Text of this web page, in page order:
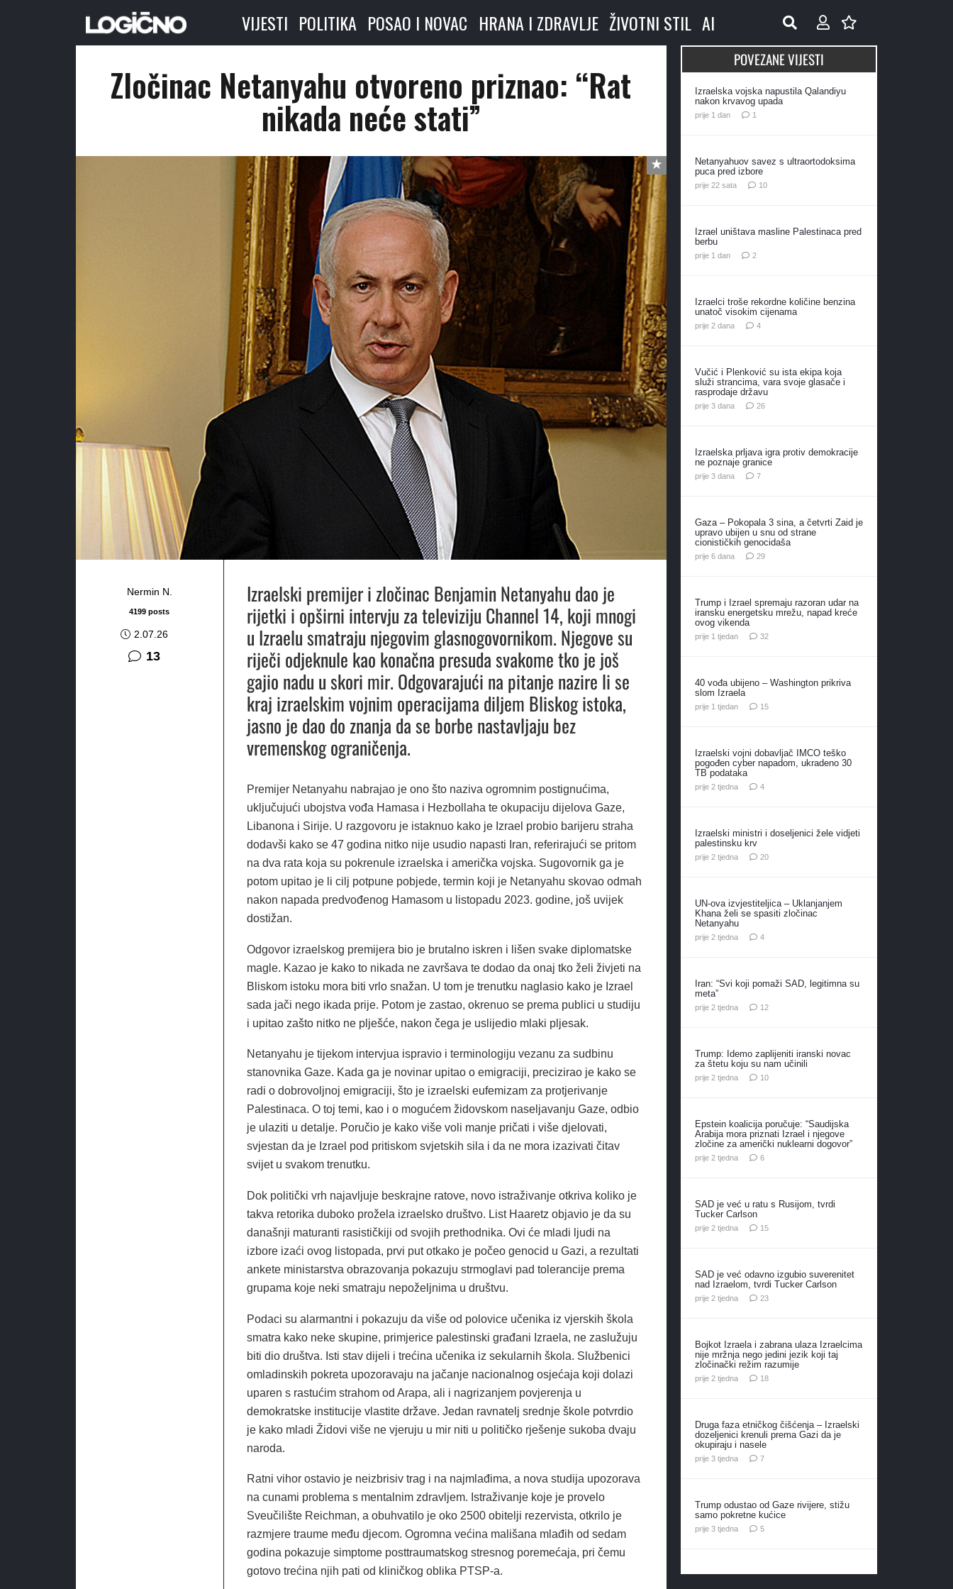
VIJESTI POLITIKA POSAO I NOVAC HRANA I ZDRAVLJE ŽIVOTNI STIL AI
Zločinac Netanyahu otvoreno priznao: “Rat
nikada neće stati”
Nermin N.
4199 posts
2.07.26
13komentara
Izraelski premijer i zločinac Benjamin Netanyahu dao je
rijetki i opširni intervju za televiziju Channel 14, koji mnogi
u Izraelu smatraju njegovim glasnogovornikom. Njegove su
riječi odjeknule kao konačna presuda svakome tko je još
gajio nadu u skori mir. Odgovarajući na pitanje nazire li se
kraj izraelskim vojnim operacijama diljem Bliskog istoka,
jasno je dao do znanja da se borbe nastavljaju bez
vremenskog ograničenja.
Premijer Netanyahu nabrajao je ono što naziva ogromnim postignućima,
uključujući ubojstva vođa Hamasa i Hezbollaha te okupaciju dijelova Gaze,
Libanona i Sirije. U razgovoru je istaknuo kako je Izrael probio barijeru straha
dodavši kako se 47 godina nitko nije usudio napasti Iran, referirajući se pritom
na dva rata koja su pokrenule izraelska i američka vojska. Sugovornik ga je
potom upitao je li cilj potpune pobjede, termin koji je Netanyahu skovao odmah
nakon napada predvođenog Hamasom u listopadu 2023. godine, još uvijek
dostižan.
Odgovor izraelskog premijera bio je brutalno iskren i lišen svake diplomatske
magle. Kazao je kako to nikada ne završava te dodao da onaj tko želi živjeti na
Bliskom istoku mora biti vrlo snažan. U tom je trenutku naglasio kako je Izrael
sada jači nego ikada prije. Potom je zastao, okrenuo se prema publici u studiju
i upitao zašto nitko ne plješće, nakon čega je uslijedio mlaki pljesak.
Netanyahu je tijekom intervjua ispravio i terminologiju vezanu za sudbinu
stanovnika Gaze. Kada ga je novinar upitao o emigraciji, precizirao je kako se
radi o dobrovoljnoj emigraciji, što je izraelski eufemizam za protjerivanje
Palestinaca. O toj temi, kao i o mogućem židovskom naseljavanju Gaze, odbio
je ulaziti u detalje. Poručio je kako više voli manje pričati i više djelovati,
svjestan da je Izrael pod pritiskom svjetskih sila i da ne mora izazivati čitav
svijet u svakom trenutku.
Dok politički vrh najavljuje beskrajne ratove, novo istraživanje otkriva koliko je
takva retorika duboko prožela izraelsko društvo. List Haaretz objavio je da su
današnji maturanti rasističkiji od svojih prethodnika. Ovi će mladi ljudi na
izbore izaći ovog listopada, prvi put otkako je počeo genocid u Gazi, a rezultati
ankete ministarstva obrazovanja pokazuju strmoglavi pad tolerancije prema
grupama koje neki smatraju nepoželjnima u društvu.
Podaci su alarmantni i pokazuju da više od polovice učenika iz vjerskih škola
smatra kako neke skupine, primjerice palestinski građani Izraela, ne zaslužuju
biti dio društva. Isti stav dijeli i trećina učenika iz sekularnih škola. Službenici
omladinskih pokreta upozoravaju na jačanje nacionalnog osjećaja koji dolazi
uparen s rastućim strahom od Arapa, ali i nagrizanjem povjerenja u
demokratske institucije vlastite države. Jedan ravnatelj srednje škole potvrdio
je kako mladi Židovi više ne vjeruju u mir niti u političko rješenje sukoba dvaju
naroda.
Ratni vihor ostavio je neizbrisiv trag i na najmlađima, a nova studija upozorava
na cunami problema s mentalnim zdravljem. Istraživanje koje je provelo
Sveučilište Reichman, a obuhvatilo je oko 2500 obitelji rezervista, otkrilo je
razmjere traume među djecom. Ogromna većina mališana mlađih od sedam
godina pokazuje simptome posttraumatskog stresnog poremećaja, pri čemu
gotovo trećina njih pati od kliničkog oblika PTSP-a.
POVEZANE VIJESTI
Izraelska vojska napustila Qalandiyu
nakon krvavog upada
prije 1 dan 1
Netanyahuov savez s ultraortodoksima
puca pred izbore
prije 22 sata 10komentara
Izrael uništava masline Palestinaca pred
berbu
prije 1 dan 2komentara
Izraelci troše rekordne količine benzina
unatoč visokim cijenama
prije 2 dana 4komentara
Vučić i Plenković su ista ekipa koja
služi strancima, vara svoje glasače i
rasprodaje državu
prije 3 dana 26komentara
Izraelska prljava igra protiv demokracije
ne poznaje granice
prije 3 dana 7komentara
Gaza – Pokopala 3 sina, a četvrti Zaid je
upravo ubijen u snu od strane
cionističkih genocidaša
prije 6 dana 29komentara
Trump i Izrael spremaju razoran udar na
iransku energetsku mrežu, napad kreće
ovog vikenda
prije 1 tjedan 32komentara
40 vođa ubijeno – Washington prikriva
slom Izraela
prije 1 tjedan 15komentara
Izraelski vojni dobavljač IMCO teško
pogođen cyber napadom, ukradeno 30
TB podataka
prije 2 tjedna 4komentara
Izraelski ministri i doseljenici žele vidjeti
palestinsku krv
prije 2 tjedna 20komentara
UN-ova izvjestiteljica – Uklanjanjem
Khana želi se spasiti zločinac
Netanyahu
prije 2 tjedna 4komentara
Iran: “Svi koji pomaži SAD, legitimna su
meta”
prije 2 tjedna 12komentara
Trump: Idemo zaplijeniti iranski novac
za štetu koju su nam učinili
prije 2 tjedna 10komentara
Epstein koalicija poručuje: “Saudijska
Arabija mora priznati Izrael i njegove
zločine za američki nuklearni dogovor”
prije 2 tjedna 6komentara
SAD je već u ratu s Rusijom, tvrdi
Tucker Carlson
prije 2 tjedna 15komentara
SAD je već odavno izgubio suverenitet
nad Izraelom, tvrdi Tucker Carlson
prije 2 tjedna 23komentara
Bojkot Izraela i zabrana ulaza Izraelcima
nije mržnja nego jedini jezik koji taj
zločinački režim razumije
prije 2 tjedna 18komentara
Druga faza etničkog čišćenja – Izraelski
dozeljenici krenuli prema Gazi da je
okupiraju i nasele
prije 3 tjedna 7komentara
Trump odustao od Gaze rivijere, stižu
samo pokretne kućice
prije 3 tjedna 5komentara